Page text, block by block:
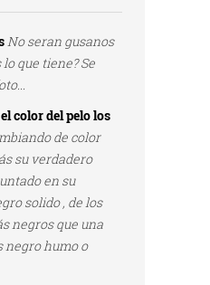
No seran gusanos
que tiene? Se
color del pelo los
de color
su verdadero
en su
solido , de los
negros que una
negro humo o